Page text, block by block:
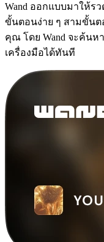
Wand ออกแบบมาให้ร
ขั้นตอนง่าย ๆ สามขั้นต
คุณ โดย Wand จะค้น
เครื่องมือได้ทันที